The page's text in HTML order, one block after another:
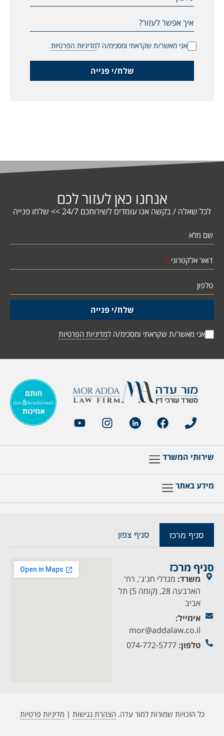
איך אפשר לעזור?
אני מאשר/ת שקראתי ומסכימ/ה למדיניות הפרטיות
שלח/י פנייה
אנחנו כאן לעזור לכם
לכל שאלה / בקשה אנו עומדים לשירותכם 24/7 >> שלחו פנייה
שם מלא
דואר אלקטרוני
טלפון
אני מאשר/ת שקראתי ומסכימ/ה למדיניות הפרטיות
שלח/י פנייה
שירותי המשרד
מידע באתר
סניף מרכז סניף צפון
סניף מרכז
משרד: מגדלי חג'ג', רח'
הארבעה 28, (קומה 5) תל
אביב
אימייל:
mor@addalaw.co.il
טלפון:
כל הזכויות שמורות למור עדה. הצהרת נגישות | מדיניות פרטיות